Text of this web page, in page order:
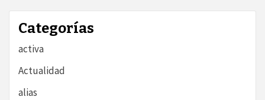
Categorías
activa
Actualidad
alias